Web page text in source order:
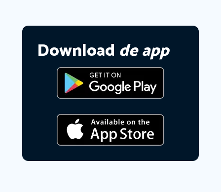
Download de app